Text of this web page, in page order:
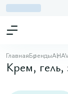
ГлавнаяБренды
Крем,